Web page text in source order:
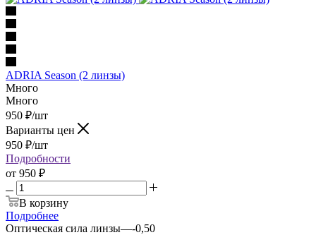
ADRIA Season (2 линзы)
Много
Много
950 ₽/шт
Варианты цен
950 ₽/шт
Подробности
от 950 ₽
В корзину
Подробнее
Оптическая сила линзы—-0,50